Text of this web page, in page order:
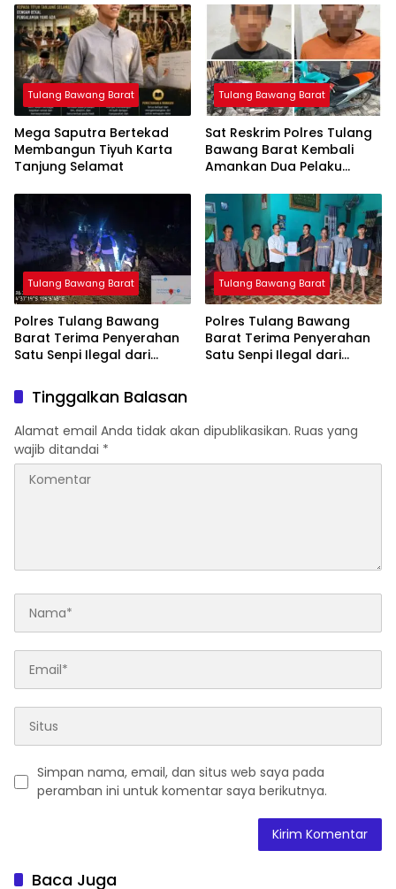
Tulang Bawang Barat
Mega Saputra Bertekad
Membangun Tiyuh Karta
Tanjung Selamat
Tulang Bawang Barat
Sat Reskrim Polres Tulang
Bawang Barat Kembali
Amankan Dua Pelaku
Tulang Bawang Tengah
Tulang Bawang Barat
Polres Tulang Bawang
Barat Terima Penyerahan
Satu Senpi Ilegal dari
Tulang Bawang Barat
Polres Tulang Bawang
Barat Terima Penyerahan
Satu Senpi Ilegal dari
Tinggalkan Balasan
Alamat email Anda tidak akan dipublikasikan. Ruas yang
wajib ditandai *
Simpan nama, email, dan situs web saya pada
peramban ini untuk komentar saya berikutnya.
Baca Juga